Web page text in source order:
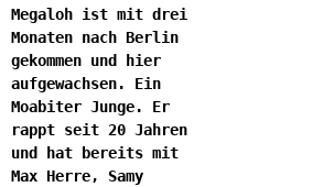
Megaloh ist mit drei
Monaten nach Berlin
gekommen und hier
aufgewachsen. Ein
Moabiter Junge. Er
rappt seit 20 Jahren
und hat bereits mit
Max Herre, Samy